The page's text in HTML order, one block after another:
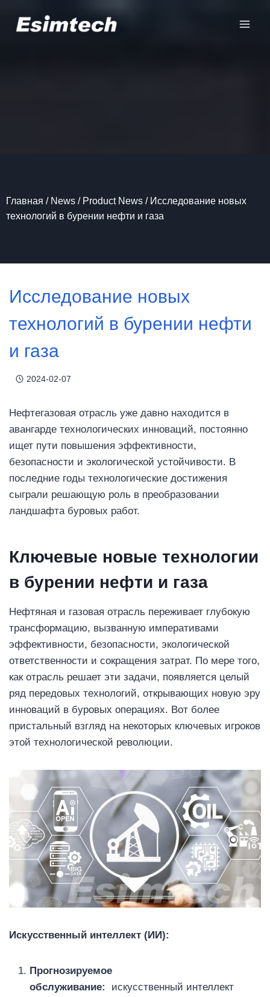
Главная / News / Product News / Исследование новых
технологий в бурении нефти и газа
Исследование новых
технологий в бурении нефти
и газа
2024-02-07
Нефтегазовая отрасль уже давно находится в
авангарде технологических инноваций, постоянно
ищет пути повышения эффективности,
безопасности и экологической устойчивости. В
последние годы технологические достижения
сыграли решающую роль в преобразовании
ландшафта буровых работ.
Ключевые новые технологии
в бурении нефти и газа
Нефтяная и газовая отрасль переживает глубокую
трансформацию, вызванную императивами
эффективности, безопасности, экологической
ответственности и сокращения затрат. По мере того,
как отрасль решает эти задачи, появляется целый
ряд передовых технологий, открывающих новую эру
инноваций в буровых операциях. Вот более
пристальный взгляд на некоторых ключевых игроков
этой технологической революции.
Искусственный интеллект (ИИ):
Прогнозируемое
обслуживание:
искусственный интеллект